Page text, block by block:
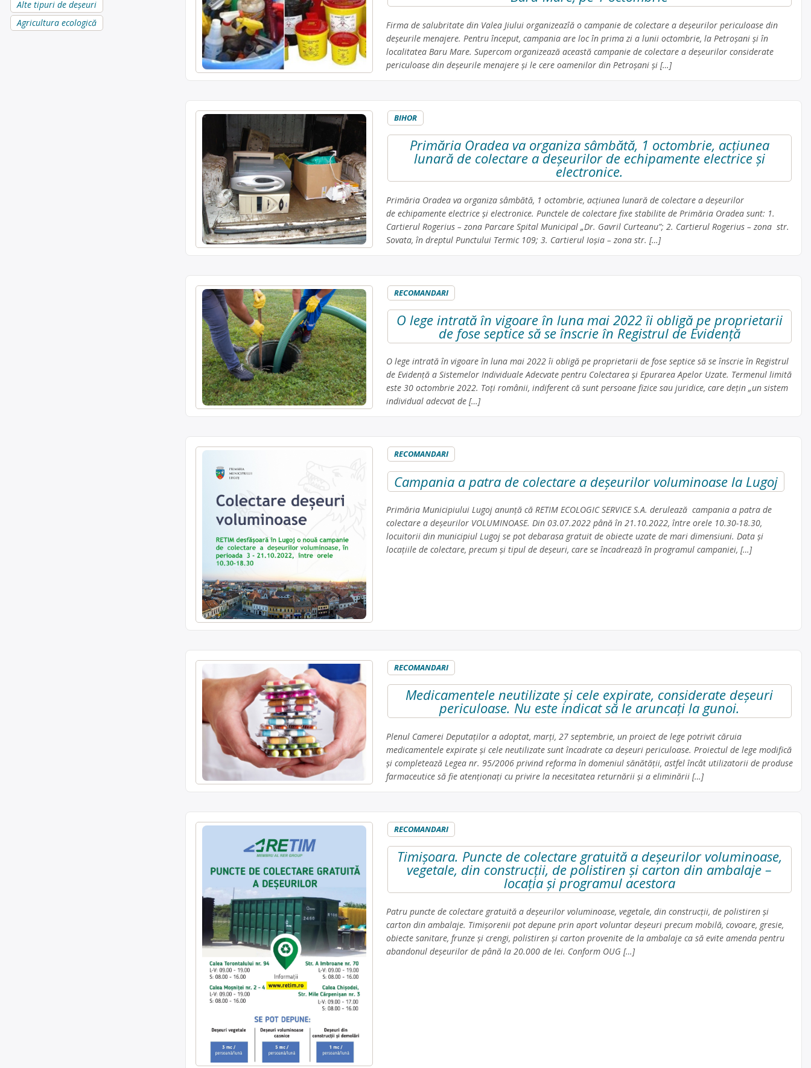
Alte tipuri de deșeuri
Agricultura ecologică
Firma de salubritate din Valea Jiului organizeazîă o campanie de colectare a deșeurilor periculoase din
deșeurile menajere. Pentru început, campania are loc în prima zi a lunii octombrie, la Petroșani și în
localitatea Baru Mare. Supercom organizează această campanie de colectare a deșeurilor considerate
periculoase din deșeurile menajere și le cere oamenilor din Petroșani și […]
BIHOR
Primăria Oradea va organiza sâmbătă, 1 octombrie, acțiunea
lunară de colectare a deşeurilor de echipamente electrice şi
electronice.
Primăria Oradea va organiza sâmbătă, 1 octombrie, acțiunea lunară de colectare a deşeurilor
de echipamente electrice şi electronice. Punctele de colectare fixe stabilite de Primăria Oradea sunt: 1.
Cartierul Rogerius – zona Parcare Spital Municipal „Dr. Gavril Curteanu”; 2. Cartierul Rogerius – zona str.
Sovata, în dreptul Punctului Termic 109; 3. Cartierul Ioşia – zona str. […]
RECOMANDARI
O lege intrată în vigoare în luna mai 2022 îi obligă pe proprietarii
de fose septice să se înscrie în Registrul de Evidență
O lege intrată în vigoare în luna mai 2022 îi obligă pe proprietarii de fose septice să se înscrie în Registrul
de Evidență a Sistemelor Individuale Adecvate pentru Colectarea și Epurarea Apelor Uzate. Termenul limită
este 30 octombrie 2022. Toți românii, indiferent că sunt persoane fizice sau juridice, care dețin „un sistem
individual adecvat de […]
RECOMANDARI
Campania a patra de colectare a deșeurilor voluminoase la Lugoj
Primăria Municipiului Lugoj anunță că RETIM ECOLOGIC SERVICE S.A. derulează campania a patra de
colectare a deșeurilor VOLUMINOASE. Din 03.07.2022 până în 21.10.2022, între orele 10.30-18.30,
locuitorii din municipiul Lugoj se pot debarasa gratuit de obiecte uzate de mari dimensiuni. Data și
locațiile de colectare, precum și tipul de deșeuri, care se încadrează în programul campaniei, […]
RECOMANDARI
Medicamentele neutilizate și cele expirate, considerate deşeuri
periculoase. Nu este indicat să le aruncați la gunoi.
Plenul Camerei Deputaţilor a adoptat, marţi, 27 septembrie, un proiect de lege potrivit căruia
medicamentele expirate şi cele neutilizate sunt încadrate ca deşeuri periculoase. Proiectul de lege modifică
şi completează Legea nr. 95/2006 privind reforma în domeniul sănătăţii, astfel încât utilizatorii de produse
farmaceutice să fie atenţionaţi cu privire la necesitatea returnării şi a eliminării […]
RECOMANDARI
Timișoara. Puncte de colectare gratuită a deșeurilor voluminoase,
vegetale, din construcții, de polistiren și carton din ambalaje –
locația și programul acestora
Patru puncte de colectare gratuită a deșeurilor voluminoase, vegetale, din construcții, de polistiren și
carton din ambalaje. Timișorenii pot depune prin aport voluntar deșeuri precum mobilă, covoare, gresie,
obiecte sanitare, frunze și crengi, polistiren și carton provenite de la ambalaje ca să evite amenda pentru
abandonul deșeurilor de până la 20.000 de lei. Conform OUG […]